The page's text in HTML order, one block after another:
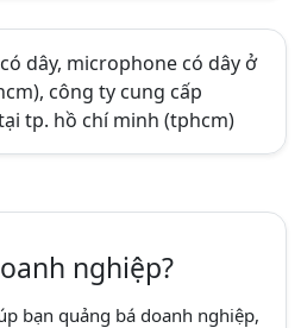
dây, microphone có dây ở
công ty cung cấp
tp. hồ chí minh (tphcm)
nghiệp?
bạn quảng bá doanh nghiệp,